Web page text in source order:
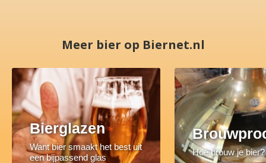
Meer bier op Biernet.nl
Bierglazen
Want bier smaakt het best uit
een bijpassend glas
Hoe brouw je bier?